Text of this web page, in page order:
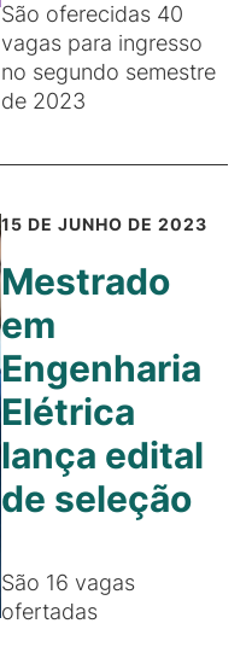
São oferecidas 40
vagas para ingresso
no segundo semestre
de 2023
15 DE JUNHO DE 2023
Mestrado
em
Engenharia
Elétrica
lança edital
de seleção
São 16 vagas
ofertadas